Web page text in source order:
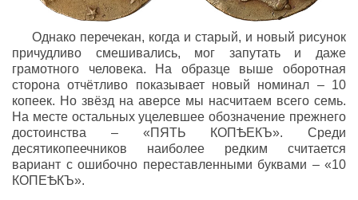
Однако перечекан, когда и старый, и новый рисунок
причудливо смешивались, мог запутать и даже
грамотного человека. На образце выше оборотная
сторона отчётливо показывает новый номинал – 10
копеек. Но звёзд на аверсе мы насчитаем всего семь.
На месте остальных уцелевшее обозначение прежнего
достоинства – «ПЯТЬ КОПѢЕКЪ». Среди
десятикопеечников наиболее редким считается
вариант с ошибочно переставленными буквами – «10
КОПЕѢКЪ».